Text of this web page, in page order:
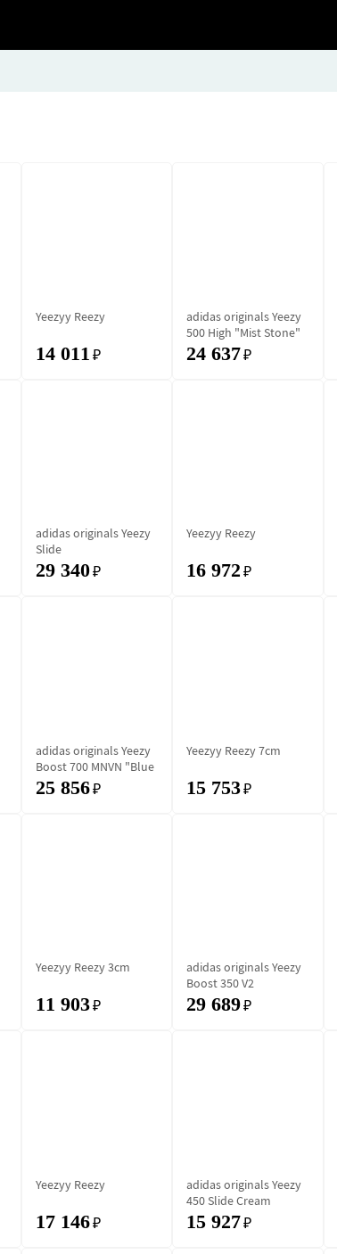
Yeezyy Reezy
14 011 ₽
adidas originals Yeezy
500 High "Mist Stone"
24 637₽
adidas originals Yeezy
Slide
29 340₽
Yeezyy Reezy
16 972 ₽
adidas originals Yeezy
Boost 700 MNVN "Blue
Tint"
25 856₽
Yeezyy Reezy 7cm
15 753₽
Yeezyy Reezy 3cm
11 903₽
adidas originals Yeezy
Boost 350 V2
29 689₽
Yeezyy Reezy
17 146₽
adidas originals Yeezy
450 Slide Cream
15 927₽